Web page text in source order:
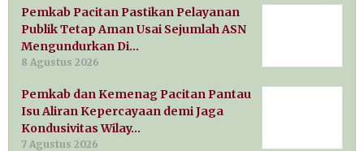
Pemkab Pacitan Pastikan Pelayanan
Publik Tetap Aman Usai Sejumlah ASN
Mengundurkan Di…
8 Agustus 2026
Pemkab dan Kemenag Pacitan Pantau
Isu Aliran Kepercayaan demi Jaga
Kondusivitas Wilay…
7 Agustus 2026